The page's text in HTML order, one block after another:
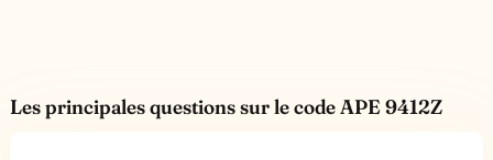
Les principales questions sur le code APE 9412Z